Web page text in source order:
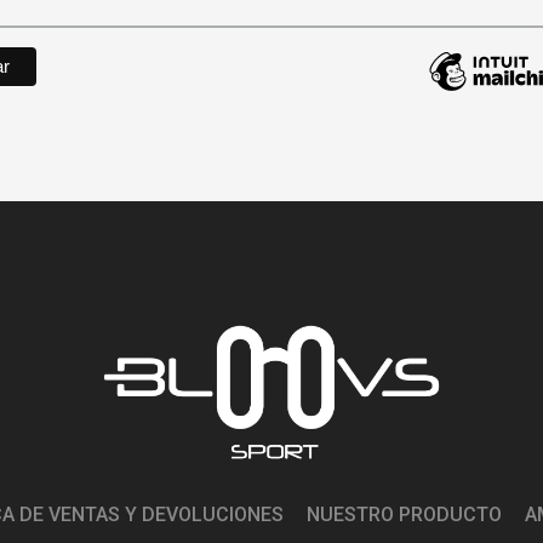
DE VENTAS Y DEVOLUCIONES NUESTRO PRODUCTO